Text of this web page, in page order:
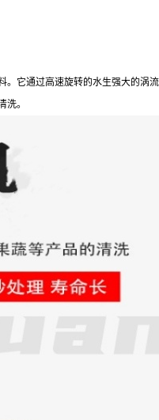
它通过高速旋转的水生强大的
。